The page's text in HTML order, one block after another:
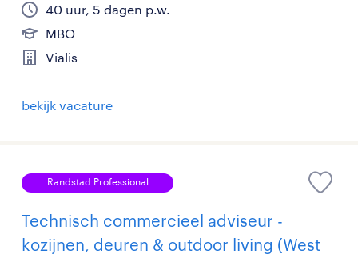
40 uur, 5 dagen p.w.
MBO
Vialis
bekijk vacature
Randstad Professional
Technisch commercieel adviseur -
kozijnen, deuren & outdoor living (West